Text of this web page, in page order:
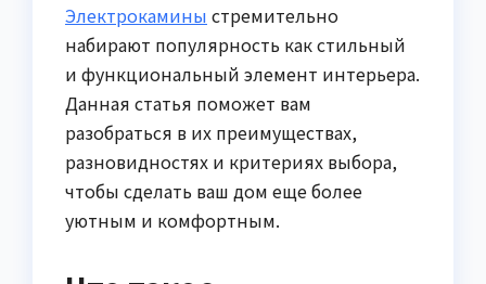
Электрокамины стремительно
набирают популярность как стильный
и функциональный элемент интерьера.
Данная статья поможет вам
разобраться в их преимуществах,
разновидностях и критериях выбора,
чтобы сделать ваш дом еще более
уютным и комфортным.